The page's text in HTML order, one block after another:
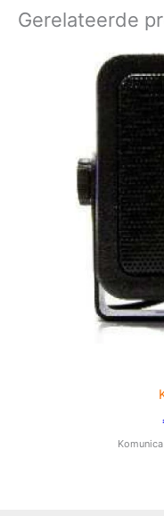
Gerelateerde